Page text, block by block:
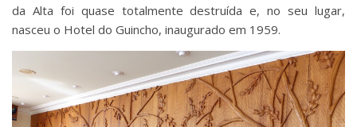
da Alta foi quase totalmente destruída e, no seu lugar,
nasceu o Hotel do Guincho, inaugurado em 1959.